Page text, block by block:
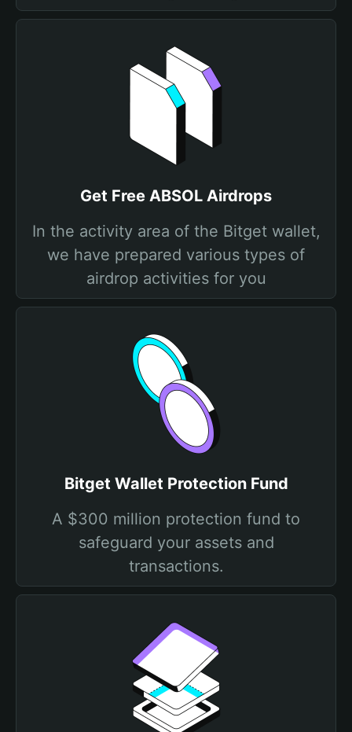
Get Free ABSOL Airdrops
In the activity area of the Bitget wallet,
we have prepared various types of
airdrop activities for you
Bitget Wallet Protection Fund
A $300 million protection fund to
safeguard your assets and
transactions.